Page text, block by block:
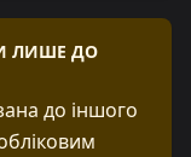
ЛИШЕ ДО
до іншого